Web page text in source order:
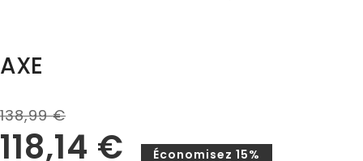
AXE
138,99 €
118,14 €
Économisez 15%